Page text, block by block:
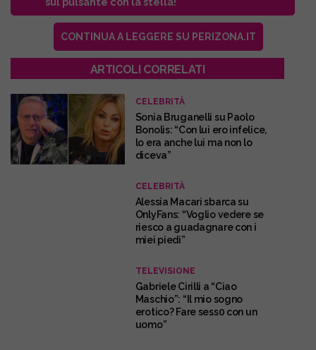
CONTINUA A LEGGERE SU PERIZONA.IT
ARTICOLI CORRELATI
CELEBRITÀ
Sonia Bruganelli su Paolo
Bonolis: “Con lui ero infelice,
lo era anche lui ma non lo
diceva”
CELEBRITÀ
Alessia Macari sbarca su
OnlyFans: “Voglio vedere se
riesco a guadagnare con i
miei piedi”
TELEVISIONE
Gabriele Cirilli a “Ciao
Maschio”: “Il mio sogno
erotico? Fare sess0 con un
uomo”